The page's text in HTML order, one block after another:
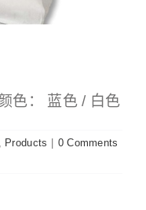
色： 蓝色 / 白色
, Products
0 Comments